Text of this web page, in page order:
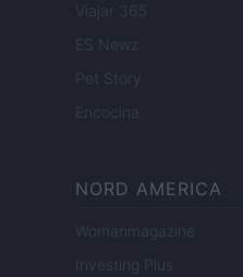
Viajar 365
ES Newz
Pet Story
Encocina
NORD AMERICA
Womanmagazine
Investing Plus